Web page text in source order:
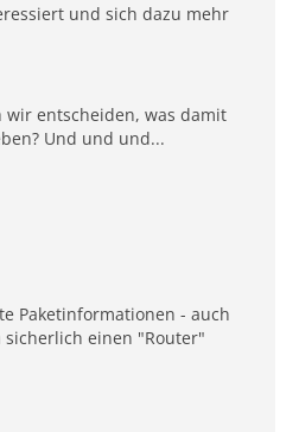
und sich dazu mehr
wir entscheiden, was damit
Und und und...
Paketinformationen - auch
einen "Router"